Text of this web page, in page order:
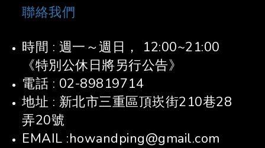
聯絡我們
時間 : 週一～週日， 12:00~21:00
《特別公休日將另行公告》
電話 : 02-89819714
地址 : 新北市三重區頂崁街210巷28
弄20號
EMAIL :howandping@gmail.com